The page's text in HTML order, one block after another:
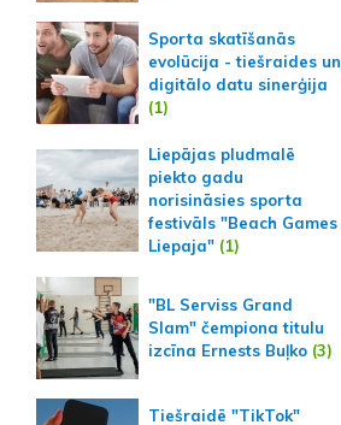
Sporta skatīšanās
evolūcija - tiešraides un
digitālo datu sinerģija
(1)
Liepājas pludmalē
piekto gadu
norisināsies sporta
festivāls "Beach Games
Liepaja"(1)
"BL Serviss Grand
Slam" čempiona titulu
izcīna Ernests Buļko(3)
Tiešraidē "TikTok"